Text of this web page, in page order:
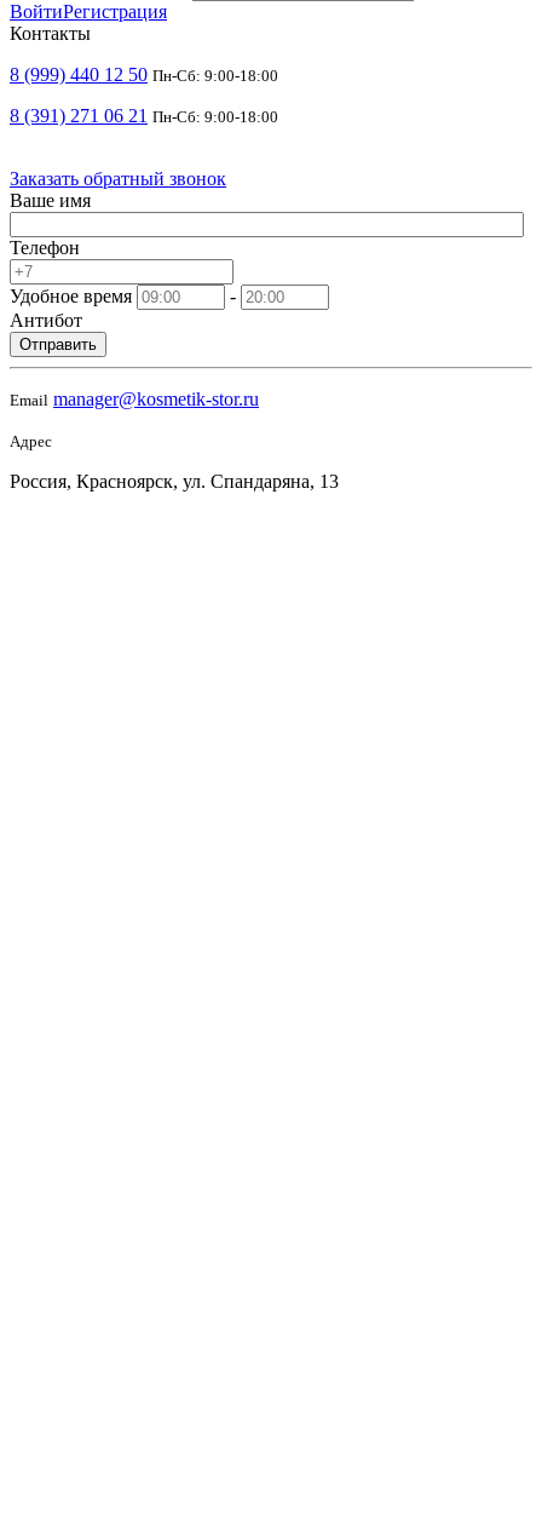
ВойтиРегистрация
Контакты
8 (999) 440 12 50 Пн-Сб: 9:00-18:00
8 (391) 271 06 21 Пн-Сб: 9:00-18:00
Заказать обратный звонок
Ваше имя
Телефон
Удобное время
-
Антибот
Отправить
Email manager@kosmetik-stor.ru
Адрес
Россия, Красноярск, ул. Спандаряна, 13